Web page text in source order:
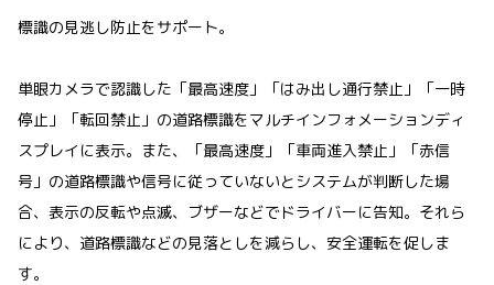
標識の見逃し防止をサポート。
単眼カメラで認識した「最高速度」「はみ出し通行禁止」「一時
停止」「転回禁止」の道路標識をマルチインフォメーションディ
スプレイに表示。また、「最高速度」「車両進入禁止」「赤信
号」の道路標識や信号に従っていないとシステムが判断した場
合、表示の反転や点滅、ブザーなどでドライバーに告知。それら
により、道路標識などの見落としを減らし、安全運転を促しま
す。